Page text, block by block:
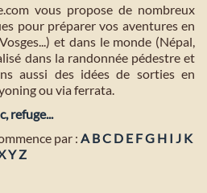
vous propose de nombreux
pour préparer vos aventures en
et dans le monde (Népal,
dans la randonnée pédestre et
aussi des idées de sorties en
ou via ferrata.
refuge...
par : A BC D E FG H I J K
Y Z